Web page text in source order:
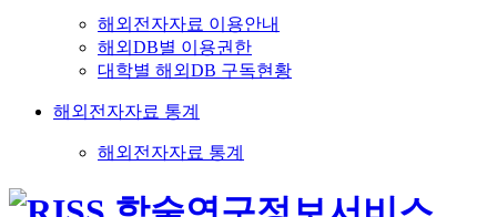
해외전자자료 이용안내
해외DB별 이용권한
대학별 해외DB 구독현황
해외전자자료 통계
해외전자자료 통계